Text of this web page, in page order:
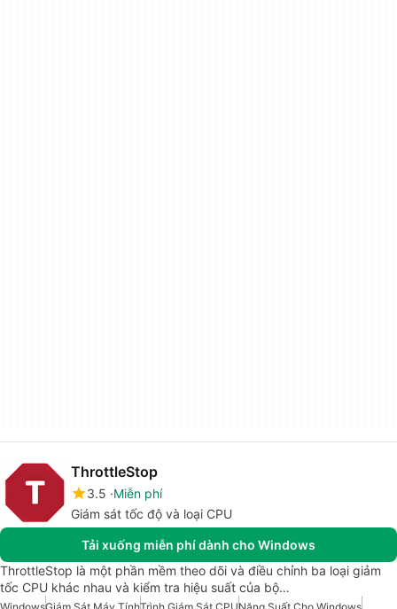
ThrottleStop
3.5 Miễn phí
Giám sát tốc độ và loại CPU
Tải xuống miễn phí dành cho Windows
ThrottleStop là một phần mềm theo dõi và điều chỉnh ba loại giảm
tốc CPU khác nhau và kiểm tra hiệu suất của bộ…